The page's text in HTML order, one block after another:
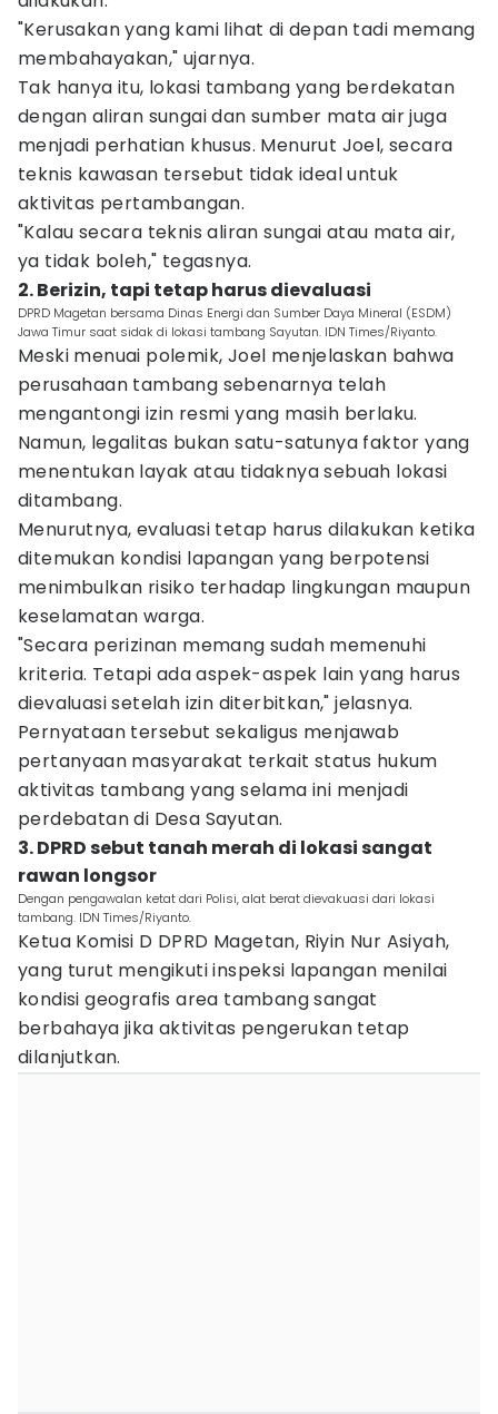
"Kerusakan yang kami lihat di depan tadi memang
membahayakan," ujarnya.
Tak hanya itu, lokasi tambang yang berdekatan
dengan aliran sungai dan sumber mata air juga
menjadi perhatian khusus. Menurut Joel, secara
teknis kawasan tersebut tidak ideal untuk
aktivitas pertambangan.
"Kalau secara teknis aliran sungai atau mata air,
ya tidak boleh," tegasnya.
2. Berizin, tapi tetap harus dievaluasi
DPRD Magetan bersama Dinas Energi dan Sumber Daya Mineral (ESDM)
Jawa Timur saat sidak di lokasi tambang Sayutan. IDN Times/Riyanto.
Meski menuai polemik, Joel menjelaskan bahwa
perusahaan tambang sebenarnya telah
mengantongi izin resmi yang masih berlaku.
Namun, legalitas bukan satu-satunya faktor yang
menentukan layak atau tidaknya sebuah lokasi
ditambang.
Menurutnya, evaluasi tetap harus dilakukan ketika
ditemukan kondisi lapangan yang berpotensi
menimbulkan risiko terhadap lingkungan maupun
keselamatan warga.
"Secara perizinan memang sudah memenuhi
kriteria. Tetapi ada aspek-aspek lain yang harus
dievaluasi setelah izin diterbitkan," jelasnya.
Pernyataan tersebut sekaligus menjawab
pertanyaan masyarakat terkait status hukum
aktivitas tambang yang selama ini menjadi
perdebatan di Desa Sayutan.
3. DPRD sebut tanah merah di lokasi sangat
rawan longsor
Dengan pengawalan ketat dari Polisi, alat berat dievakuasi dari lokasi
tambang. IDN Times/Riyanto.
Ketua Komisi D DPRD Magetan, Riyin Nur Asiyah,
yang turut mengikuti inspeksi lapangan menilai
kondisi geografis area tambang sangat
berbahaya jika aktivitas pengerukan tetap
dilanjutkan.